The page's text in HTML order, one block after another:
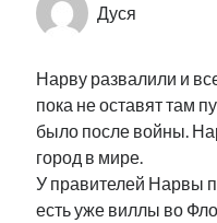
Дуся
Нарву развалили и
пока не оставят там
было после войны.
город в мире.
У правителей Нарвы
есть уже виллы во